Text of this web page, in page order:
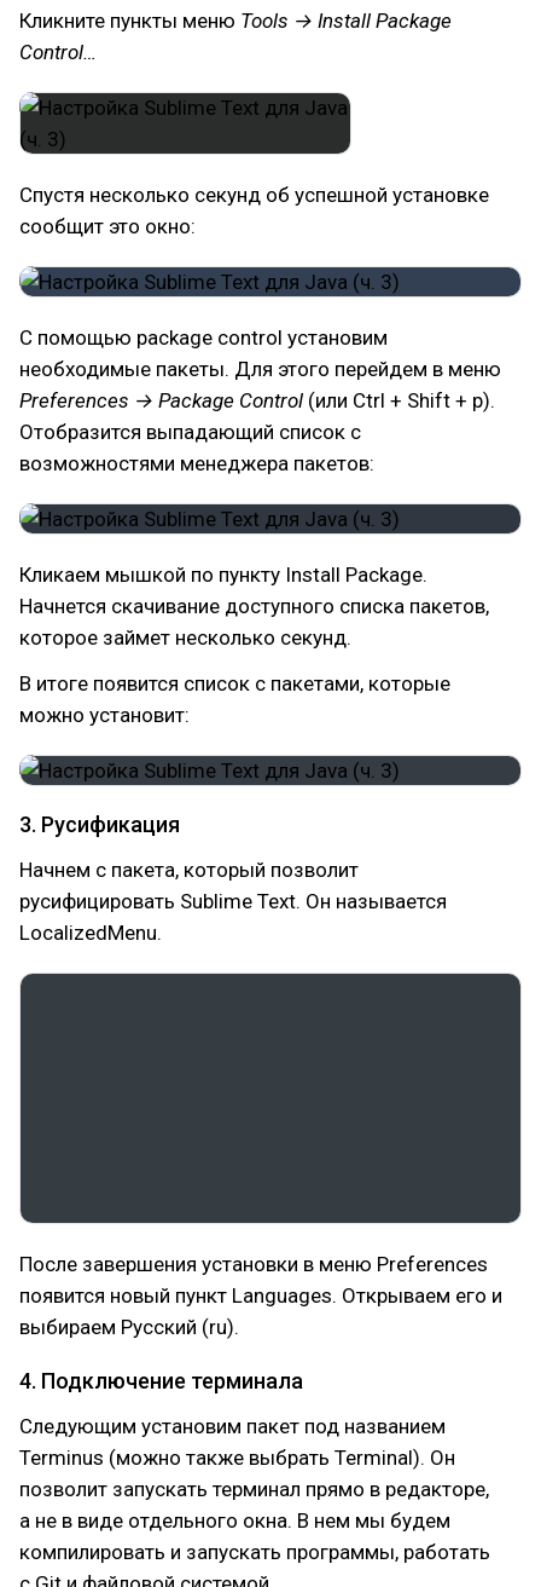
Кликните пункты меню Tools → Install Package
Control…
Спустя несколько секунд об успешной установке
сообщит это окно:
С помощью package control установим
необходимые пакеты. Для этого перейдем в меню
Preferences → Package Control (или Ctrl + Shift + p).
Отобразится выпадающий список с
возможностями менеджера пакетов:
Кликаем мышкой по пункту Install Package.
Начнется скачивание доступного списка пакетов,
которое займет несколько секунд.
В итоге появится список с пакетами, которые
можно установит:
3. Русификация
Начнем с пакета, который позволит
русифицировать Sublime Text. Он называется
LocalizedMenu.
После завершения установки в меню Preferences
появится новый пункт Languages. Открываем его и
выбираем Русский (ru).
4. Подключение терминала
Следующим установим пакет под названием
Terminus (можно также выбрать Terminal). Он
позволит запускать терминал прямо в редакторе,
а не в виде отдельного окна. В нем мы будем
компилировать и запускать программы, работать